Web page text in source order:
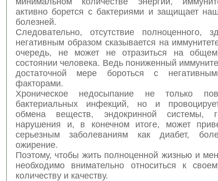
активно борется с бактериями и защищает
болезней.
Следовательно, отсутствие полноценного,
негативным образом сказывается на
очередь, не может не отразиться на
состоянии человека. Ведь пониженный
достаточной мере бороться с
факторами.
Хроническое недосыпание не только
бактериальных инфекций, но и
обмена веществ, эндокринной системы,
нарушения и, в конечном итоге, может
серьезным заболеваниям как диабет,
ожирение.
Поэтому, чтобы жить полноценной жизнью и
необходимо внимательно относиться к
количеству и качеству.